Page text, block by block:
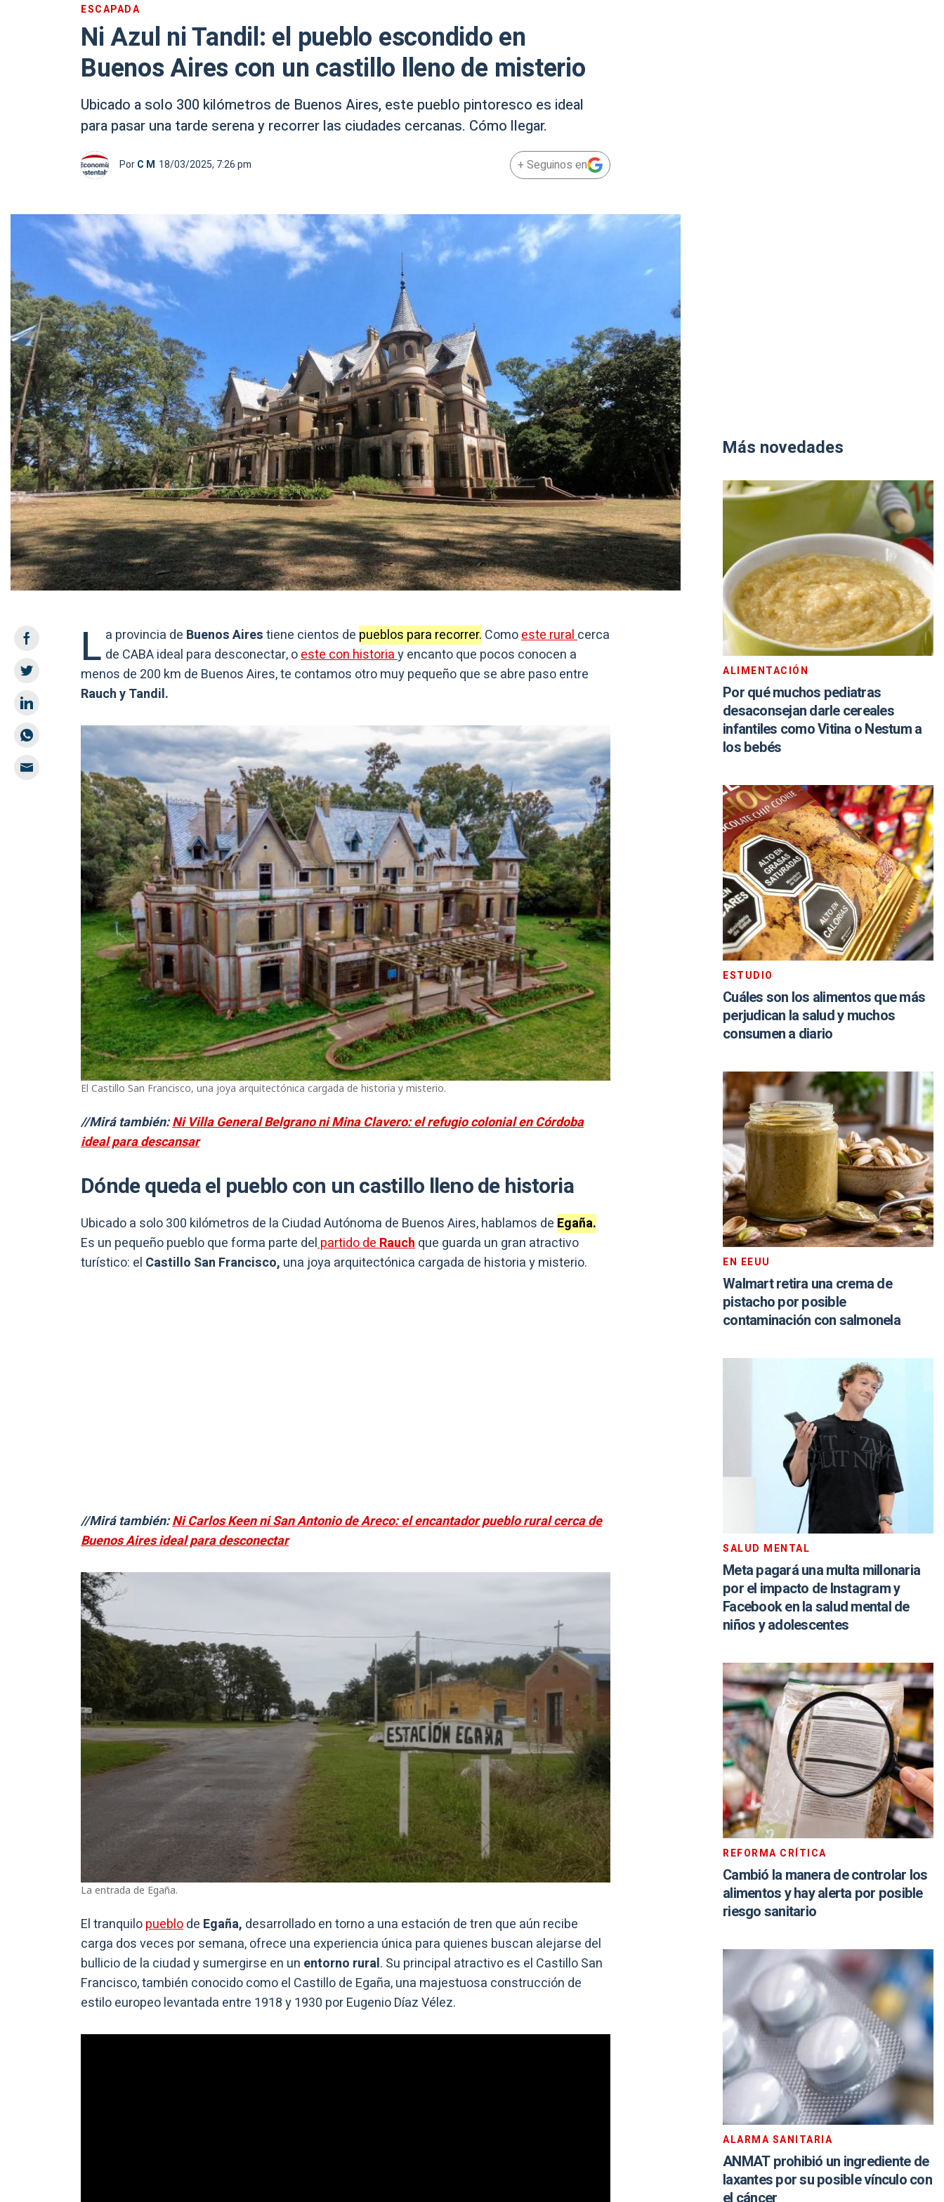
ESCAPADA
Ni Azul ni Tandil: el pueblo escondido en
Buenos Aires con un castillo lleno de misterio
Ubicado a solo 300 kilómetros de Buenos Aires, este pueblo pintoresco es ideal
para pasar una tarde serena y recorrer las ciudades cercanas. Cómo llegar.
PorC M 18/03/2025, 7:26 pm + Seguinos en
L a provincia de Buenos Airestiene cientos de pueblos para recorrer. Comoeste ruralcerca
de CABA ideal para desconectar, oeste con historiay encanto que pocos conocen a
menos de 200 km de Buenos Aires, te contamos otro muy pequeño que se abre paso entre
Rauch y Tandil.
El Castillo San Francisco, una joya arquitectónica cargada de historia y misterio.
//Mirá también:Ni Villa General Belgrano ni Mina Clavero: el refugio colonial en Córdoba
ideal para descansar
Dónde queda el pueblo con un castillo lleno de historia
Ubicado a solo 300 kilómetros de la Ciudad Autónoma de Buenos Aires, hablamos de Egaña.
Es un pequeño pueblo que forma parte delpartido deRauchque guarda un gran atractivo
turístico: el Castillo San Francisco, una joya arquitectónica cargada de historia y misterio.
//Mirá también:Ni Carlos Keen ni San Antonio de Areco: el encantador pueblo rural cerca de
Buenos Aires ideal para desconectar
La entrada de Egaña.
El tranquilopueblode Egaña, desarrollado en torno a una estación de tren que aún recibe
carga dos veces por semana, ofrece una experiencia única para quienes buscan alejarse del
bullicio de la ciudad y sumergirse en un entorno rural. Su principal atractivo es el Castillo San
Francisco, también conocido como el Castillo de Egaña, una majestuosa construcción de
estilo europeo levantada entre 1918 y 1930 por Eugenio Díaz Vélez.
Más novedades
ALIMENTACIÓN
Por qué muchos pediatras
desaconsejan darle cereales
infantiles como Vitina o Nestum a
los bebés
ESTUDIO
Cuáles son los alimentos que más
perjudican la salud y muchos
consumen a diario
EN EEUU
Walmart retira una crema de
pistacho por posible
contaminación con salmonela
SALUD MENTAL
Meta pagará una multa millonaria
por el impacto de Instagram y
Facebook en la salud mental de
niños y adolescentes
REFORMA CRÍTICA
Cambió la manera de controlar los
alimentos y hay alerta por posible
riesgo sanitario
ALARMA SANITARIA
ANMAT prohibió un ingrediente de
laxantes por su posible vínculo con